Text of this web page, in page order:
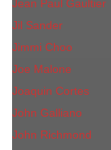
Jean Paul Gaultier
Jil Sander
Jimmi Choo
Jое Malоnе
Joaquin Cortes
John Galliano
John Richmond